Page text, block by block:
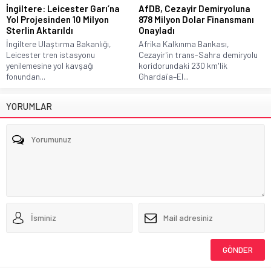
İngiltere: Leicester Garı’na
Yol Projesinden 10 Milyon
Sterlin Aktarıldı
İngiltere Ulaştırma Bakanlığı,
Leicester tren istasyonu
yenilemesine yol kavşağı
fonundan...
AfDB, Cezayir Demiryoluna
878 Milyon Dolar Finansmanı
Onayladı
Afrika Kalkınma Bankası,
Cezayir'in trans-Sahra demiryolu
koridorundaki 230 km'lik
Ghardaïa–El...
YORUMLAR